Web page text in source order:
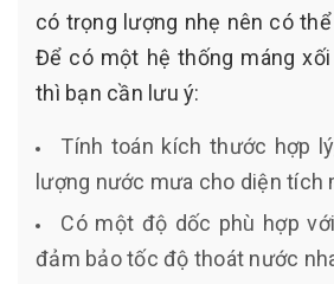
có trọng lượng nhẹ nên có
Để có một hệ thống máng
thì bạn cần lưu ý:
Tính toán kích thước hợp
lượng nước mưa cho diện tích
Có một độ dốc phù hợp
đảm bảo tốc độ thoát nước